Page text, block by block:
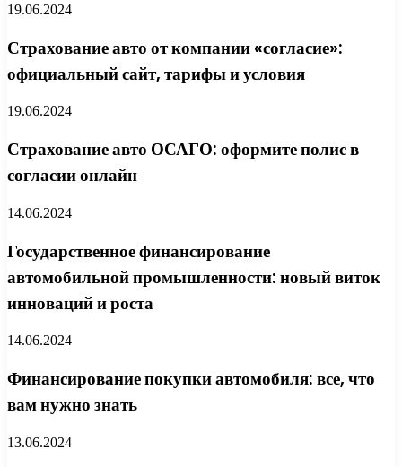
19.06.2024
Страхование авто от компании «согласие»:
официальный сайт, тарифы и условия
19.06.2024
Страхование авто ОСАГО: оформите полис в
согласии онлайн
14.06.2024
Государственное финансирование
автомобильной промышленности: новый виток
инноваций и роста
14.06.2024
Финансирование покупки автомобиля: все, что
вам нужно знать
13.06.2024